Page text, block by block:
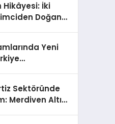
Hikâyesi: İki
Doğan
Yeni
Sektöründe
Merdiven Altı